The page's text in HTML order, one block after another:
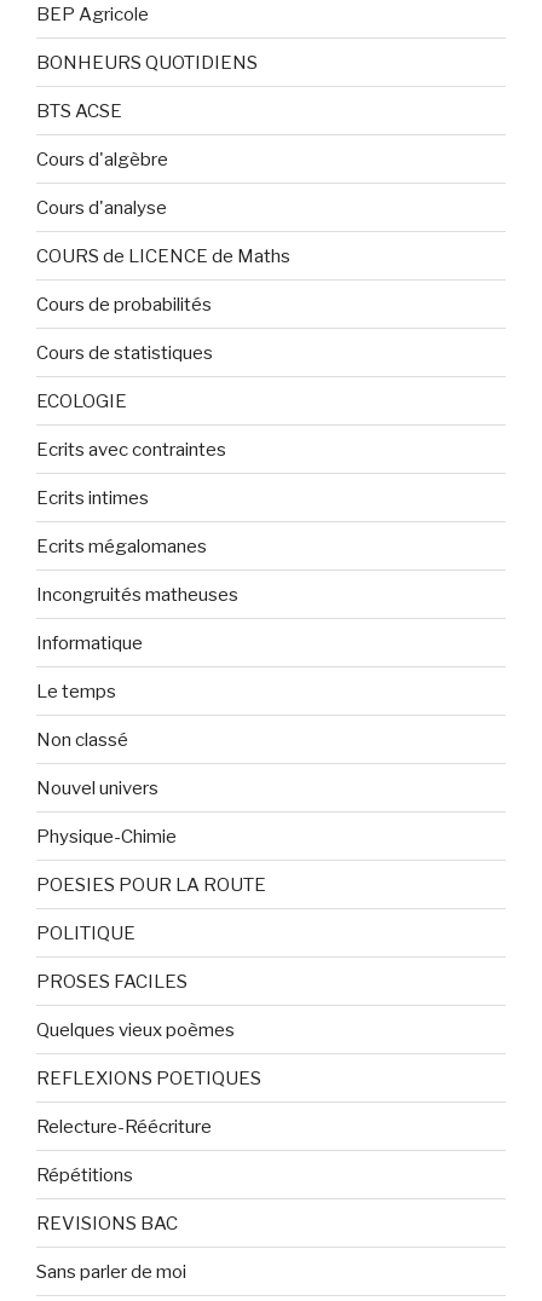
BEP Agricole
BONHEURS QUOTIDIENS
BTS ACSE
Cours d'algèbre
Cours d'analyse
COURS de LICENCE de Maths
Cours de probabilités
Cours de statistiques
ECOLOGIE
Ecrits avec contraintes
Ecrits intimes
Ecrits mégalomanes
Incongruités matheuses
Informatique
Le temps
Non classé
Nouvel univers
Physique-Chimie
POESIES POUR LA ROUTE
POLITIQUE
PROSES FACILES
Quelques vieux poèmes
REFLEXIONS POETIQUES
Relecture-Réécriture
Répétitions
REVISIONS BAC
Sans parler de moi